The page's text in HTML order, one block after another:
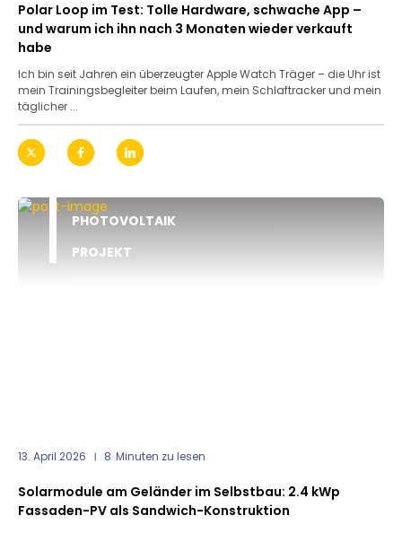
Polar Loop im Test: Tolle Hardware, schwache App –
und warum ich ihn nach 3 Monaten wieder verkauft
habe
Ich bin seit Jahren ein überzeugter Apple Watch Träger – die Uhr ist
mein Trainingsbegleiter beim Laufen, mein Schlaftracker und mein
täglicher ...
PHOTOVOLTAIK
PROJEKT
13. April 2026 8 Minuten zu lesen
Solarmodule am Geländer im Selbstbau: 2.4 kWp
Fassaden-PV als Sandwich-Konstruktion